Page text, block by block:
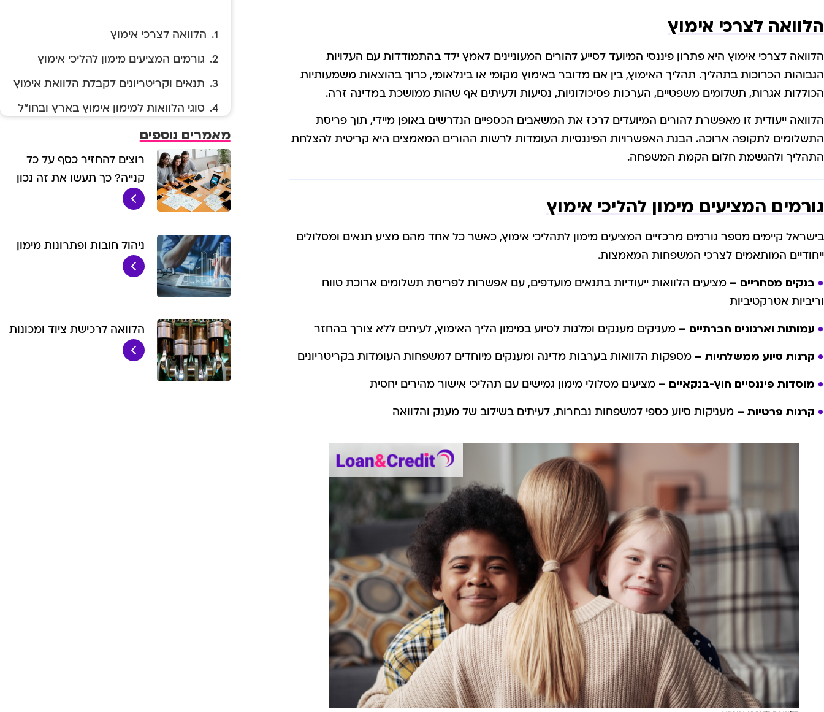
הלוואה לצרכי אימוץ
הלוואה לצרכי אימוץ היא פתרון פיננסי המיועד לסייע להורים המעוניינים לאמץ ילד בהתמודדות עם העלויות
הגבוהות הכרוכות בתהליך. תהליך האימוץ, בין אם מדובר באימוץ מקומי או בינלאומי, כרוך בהוצאות משמעותיות
הכוללות אגרות, תשלומים משפטיים, הערכות פסיכולוגיות, נסיעות ולעיתים אף שהות ממושכת במדינה זרה.
הלוואה ייעודית זו מאפשרת להורים המיועדים לרכז את המשאבים הכספיים הנדרשים באופן מיידי, תוך פריסת
התשלומים לתקופה ארוכה. הבנת האפשרויות הפיננסיות העומדות לרשות ההורים המאמצים היא קריטית להצלחת
התהליך ולהגשמת חלום הקמת המשפחה.
גורמים המציעים מימון להליכי אימוץ
בישראל קיימים מספר גורמים מרכזיים המציעים מימון לתהליכי אימוץ, כאשר כל אחד מהם מציע תנאים ומסלולים
ייחודיים המותאמים לצרכי המשפחות המאמצות.
בנקים מסחריים – מציעים הלוואות ייעודיות בתנאים מועדפים, עם אפשרות לפריסת תשלומים ארוכת טווח
וריביות אטרקטיביות
עמותות וארגונים חברתיים – מעניקים מענקים ומלגות לסיוע במימון הליך האימוץ, לעיתים ללא צורך בהחזר
קרנות סיוע ממשלתיות – מספקות הלוואות בערבות מדינה ומענקים מיוחדים למשפחות העומדות בקריטריונים
מוסדות פיננסיים חוץ-בנקאיים – מציעים מסלולי מימון גמישים עם תהליכי אישור מהירים יחסית
קרנות פרטיות – מעניקות סיוע כספי למשפחות נבחרות, לעיתים בשילוב של מענק והלוואה
הלוואה לצרכי אימוץ
גורמים המציעים מימון להליכי אימוץ
תנאים וקריטריונים לקבלת הלוואת אימוץ
סוגי הלוואות למימון אימוץ בארץ ובחו"ל
דרכים להפחתת עלויות האימוץ
צעדים חשובים לפני לקיחת הלוואה
לאימוץ
סיכום
מאמרים נוספים
רוצים להחזיר כסף על כל
קנייה? כך תעשו את זה נכון
ניהול חובות ופתרונות מימון
הלוואה לרכישת ציוד ומכונות